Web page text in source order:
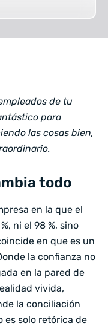
de tu
para
las cosas bien,
todo
en la que el
ni el 98 %, sino
en que es un
la confianza no
en la pared de
vivida,
la conciliación
es solo retórica de